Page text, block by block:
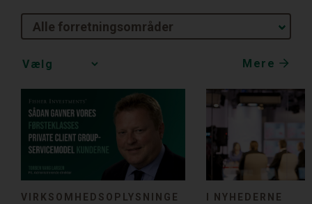
Alle forretningsområder
Media
Choice
Mere
VIRKSOMHEDSOPLYSNINGE
I NYHEDERNE